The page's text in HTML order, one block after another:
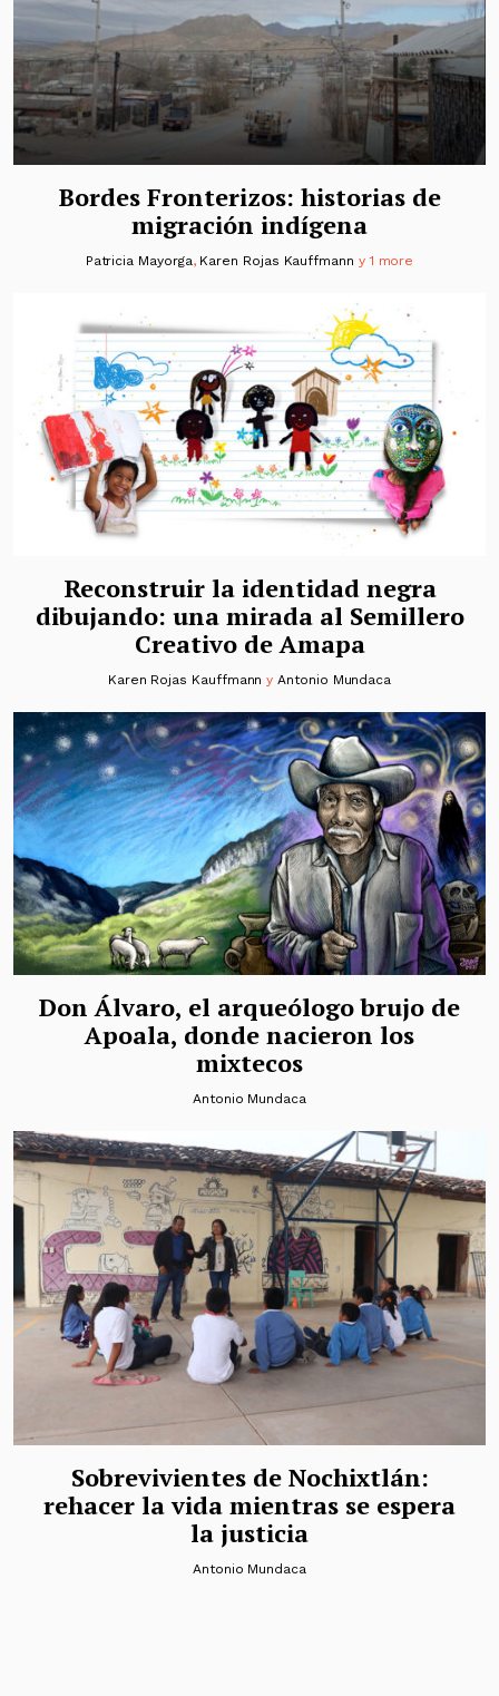
Bordes Fronterizos: historias de
migración indígena
Patricia Mayorga, Karen Rojas Kauffmann y 1 more
Reconstruir la identidad negra
dibujando: una mirada al Semillero
Creativo de Amapa
Karen Rojas Kauffmann yAntonio Mundaca
Don Álvaro, el arqueólogo brujo de
Apoala, donde nacieron los
mixtecos
Antonio Mundaca
Sobrevivientes de Nochixtlán:
rehacer la vida mientras se espera
la justicia
Antonio Mundaca